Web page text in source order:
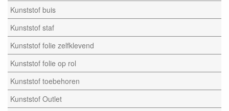
Kunststof buis
Kunststof staf
Kunststof folie zelfklevend
Kunststof folie op rol
Kunststof toebehoren
Kunststof Outlet